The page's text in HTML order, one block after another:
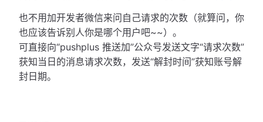
也不用加开发者微信来问自己请求的次数（就算问，你
也应该告诉别人你是哪个用户吧~~）。
可直接向“pushplus 推送加”公众号发送文字“请求次数”
获知当日的消息请求次数，发送“解封时间”获知账号解
封日期。